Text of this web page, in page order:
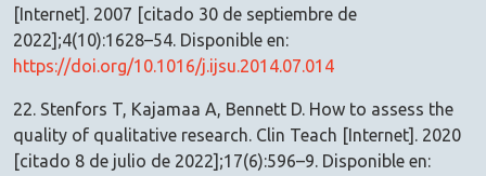
[Internet]. 2007 [citado 30 de septiembre de
2022];4(10):1628–54. Disponible en:
https://doi.org/10.1016/j.ijsu.2014.07.014
22. Stenfors T, Kajamaa A, Bennett D. How to assess the
quality of qualitative research. Clin Teach [Internet]. 2020
[citado 8 de julio de 2022];17(6):596–9. Disponible en: